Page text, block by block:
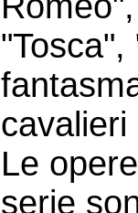
Le
serie